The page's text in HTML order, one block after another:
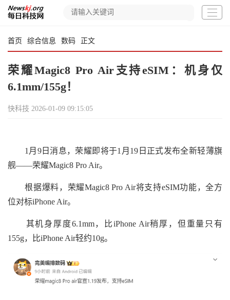
首页 综合信息 数码 正文
荣耀Magic8 Pro Air支持eSIM：机身仅
6.1mm/155g！
快科技 2026-01-09 09:15:05
1月9日消息，荣耀即将于1月19日正式发布全新轻薄旗
舰——荣耀Magic8 Pro Air。
根据爆料，荣耀Magic8 Pro Air将支持eSIM功能，全方
位对标iPhone Air。
其机身厚度6.1mm，比iPhone Air稍厚，但重量只有
155g，比iPhone Air轻约10g。